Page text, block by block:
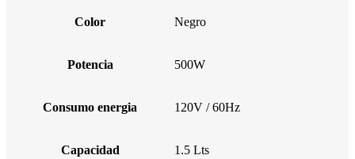
Color Negro
Potencia 500W
Consumo energia 120V / 60Hz
Capacidad 1.5 Lts